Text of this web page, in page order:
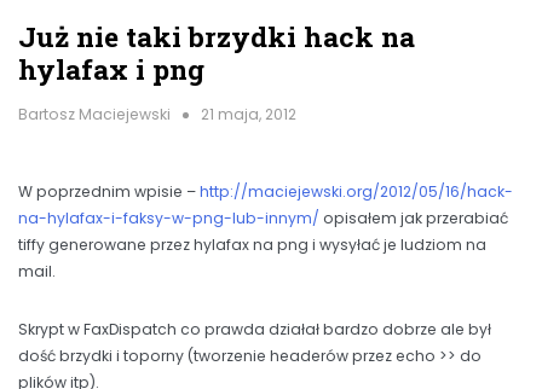
Już nie taki brzydki hack na
hylafax i png
Bartosz Maciejewski 21 maja, 2012
W poprzednim wpisie –http://maciejewski.org/2012/05/16/hack-
na-hylafax-i-faksy-w-png-lub-innym/ opisałem jak przerabiać
tiffy generowane przez hylafax na png i wysyłać je ludziom na
mail.
Skrypt w FaxDispatch co prawda działał bardzo dobrze ale był
dość brzydki i toporny (tworzenie headerów przez echo >> do
plików itp).